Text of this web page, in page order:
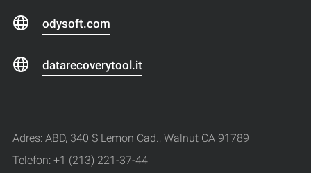
odysoft.com
datarecoverytool.it
Adres: ABD, 340 S Lemon Cad., Walnut CA 91789
Telefon: +1 (213) 221-37-44